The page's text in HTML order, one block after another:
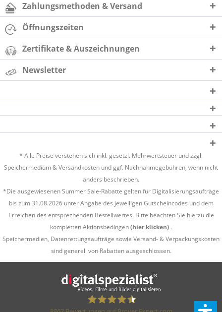
Zahlungsmethoden & Versand
Öffnungszeiten
Zertifikate & Auszeichnungen
Newsletter
* Alle Preise verstehen sich inkl. gesetzl. Mehrwertsteuer und zzgl.
Speichermedium &Versandkosten und ggf. Nachnahmegebühren, wenn nicht
anders beschrieben.
*Die ausgewiesenen Summer Sale-Rabatte gelten für Digitalisierungsaufträge
bis zum 31.08.2026 unter Angabe des jeweiligen Gutscheincodes und dem
Erreichen des entsprechenden Bestellwertes. Bitte beachten Sie hierzu die
kompletten Aktionsbedingen(hier klicken) .
Speichermedien, Datenrettungsaufträge sowie Versand- & Verpackungskosten
sind generell von Rabatten ausgeschlossen.